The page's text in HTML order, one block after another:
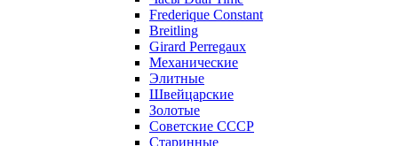
Frederique Constant
Breitling
Girard Perregaux
Механические
Элитные
Швейцарские
Золотые
Советские СССР
Старинные